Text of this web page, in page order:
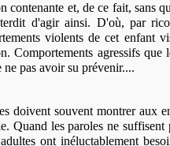
contenante et, de ce fait, sans
d'agir ainsi. D'où, par
violents de cet enfant
Comportements agressifs que
pas avoir su prévenir....
doivent souvent montrer aux
Quand les paroles ne
ont inéluctablement